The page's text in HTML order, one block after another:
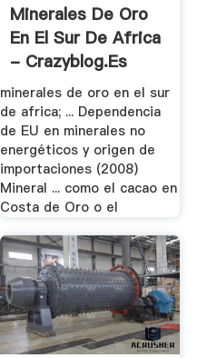
Minerales De Oro
En El Sur De Africa
- Crazyblog.es
minerales de oro en el sur
de africa; ... Dependencia
de EU en minerales no
energéticos y origen de
importaciones (2008)
Mineral ... como el cacao en
Costa de Oro o el